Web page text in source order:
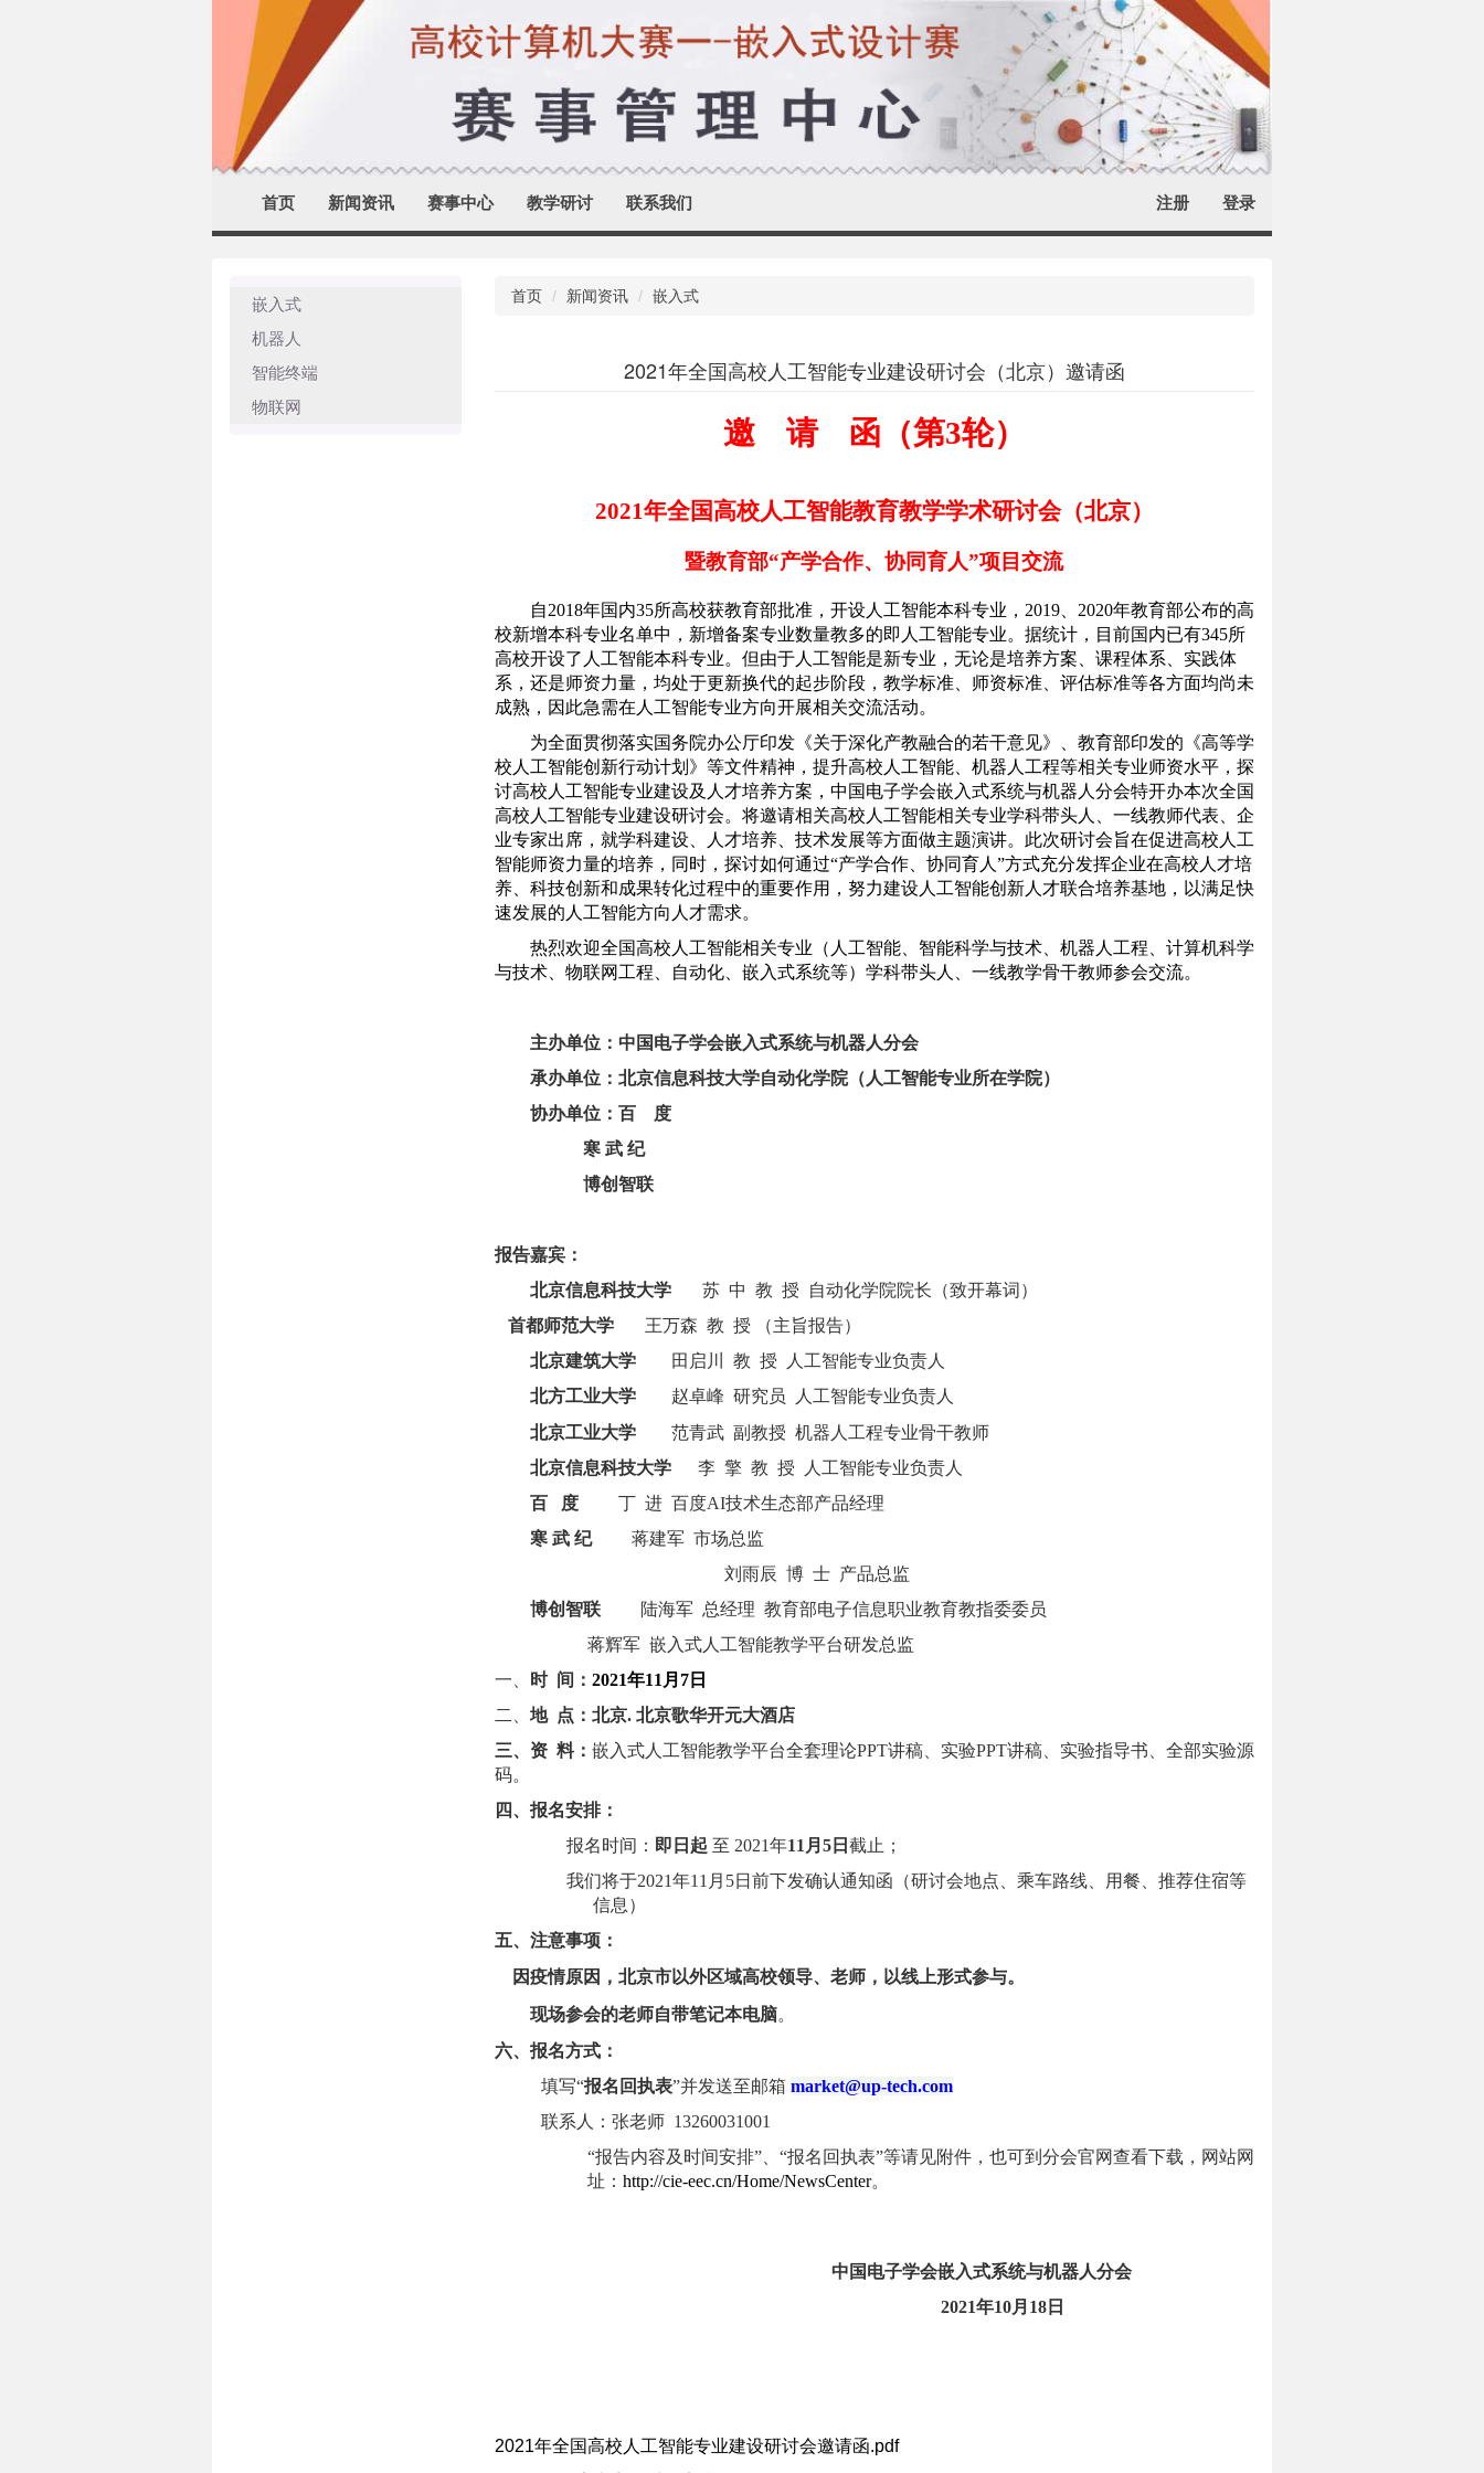
首页 新闻资讯 赛事中心 教学研讨 联系我们 注册 登录
嵌入式
机器人
智能终端
物联网
首页 新闻资讯 嵌入式
2021年全国高校人工智能专业建设研讨会（北京）邀请函
邀 请 函 （第3轮）
2021年全国高校人工智能教育教学学术研讨会（北京）
暨教育部“产学合作、协同育人”项目交流
自2018年国内35所高校获教育部批准，开设人工智能本科专业，2019、2020年教育部公布的高
校新增本科专业名单中，新增备案专业数量教多的即 人工智能专业。据统计，目前国内已有345所
高校开设了人工智能本科专业。但由于人工智能是新专业， 无论是培养方案、课程体系、实践体
系 ，还是师资力量，均处于更新换代的起步阶段，教学标准、师资标准、评估标准等各方面均尚未
成熟，因此急需在人工智能专业方向开展相关交流活动。
为全面贯彻落实国务院办公厅印发《关于深化产教融合的若干意见》、教育部印发的 《高等学
校人工智能创新行动计划》等文件精神，提升高校人工智能、机器人工程等相关专业师资水平，探
讨高校人工智能专业建设及人才培养方案，中国电子学会嵌入式系统与机器人分会特开办本次全国
高校人工智能专业建设研讨会。 将邀请相关高校 人工智能相关专业学科带头人、一线教师代表
企
业专家出席，就学科建设、人才培养、技术发展等方面做主题演讲。 此次研讨会旨在促进高校 人工
智能师资力量的培养，同时，探讨如何通过“产学合作、 协同育人 ”方式充分发挥企业在高校人才培
养、科技创新和成果转化过程中的重要作用 ， 努力建设人工智能创新人才联合培养基地，以满足快
速发展的人工智能方向 人才需求。
热烈欢迎全国高校人工智能相关专业（ 人工智能、 智能科学与技术、机器人工程、计算机科学
与技术、物联网工程、
自动化、 嵌入式系统等）学科带头人、一线教学骨干教师参会交流。
主办单位：中国电子学会嵌入式系统与机器人分会
承办单位：北京信息科技大学自动化学院（人工智能专业所在学院）
协办单位： 百度
寒武 纪
博创智联
报告嘉宾：
北京信息科技大学
苏中 教 授
自动化学院院长（致开幕词）
首都师范大学
王万森 教 授
（主旨报告）
北京建筑大学 田启川 教 授
人工智能专业负责人
北方工业大学
赵卓峰 研究员
人工智能专业负责人
北京工业大学
范青武 副教授 机器人工程专业骨干教师
北京信息科技大学
李擎 教 授
人工智能专业负责人
百度 丁进 百度AI技术生态部产品经理
寒武 纪 蒋建军 市场总监
刘雨辰 博 士 产品总监
博创智联
陆海军 总经理 教育部电子信息职业教育教指委委员
蒋辉军 嵌入式人工智能教学平台研发总监
一、
时 间： 2021年11 月 7日
二、 地 点： 北京. 北京歌华开元大酒店
三、资 料： 嵌入式人工智能教学平台全套理论PPT讲稿、实验PPT讲稿、实验指导书
全部实验源
码。
四、报名安排：
报名时间： 即日起 至 2021年11 月 5日 截止 ；
我们将于2021年11 月 5日前下发确认通知函（研讨会地点、 乘车路线、 用餐、 推荐住宿等
信息）
五、 注意事项：
因疫情原因，北京市以外区域高校领导、老师，以线上形式参与。
现场参会的老师自带笔记本电脑。
六、报名方式：
填写“报名回执表”并发送至邮箱market@up-tech.com
联系人
：张老师 13260031001
“报告内容及 时间安排”、 “报名回执表”等请见附件，也可到分会官网查看下载，网站网
址： http://cie-eec.cn/Home/NewsCenter。
中国电子学会嵌入式系统与机器人分会
2021年10月 18日
2021年全国高校人工智能专业建设研讨会邀请函.pdf